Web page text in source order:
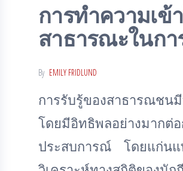
การทำความเข้
สาธารณะในก
By EMILY FRIDLUND
การรับรู้ของสาธารณชน
โดยมีอิทธิพลอย่างมากต่
ประสบการณ์ โดยแก่น